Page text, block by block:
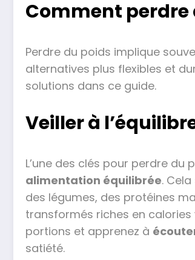
Comment perdre
Perdre du poids implique
alternatives plus flexibles et
solutions dans ce guide.
Veiller à
L’une des clés pour perdre du
alimentation équilibrée.
des légumes, des protéines
transformés riches en calories
portions et apprenez à
satiété.